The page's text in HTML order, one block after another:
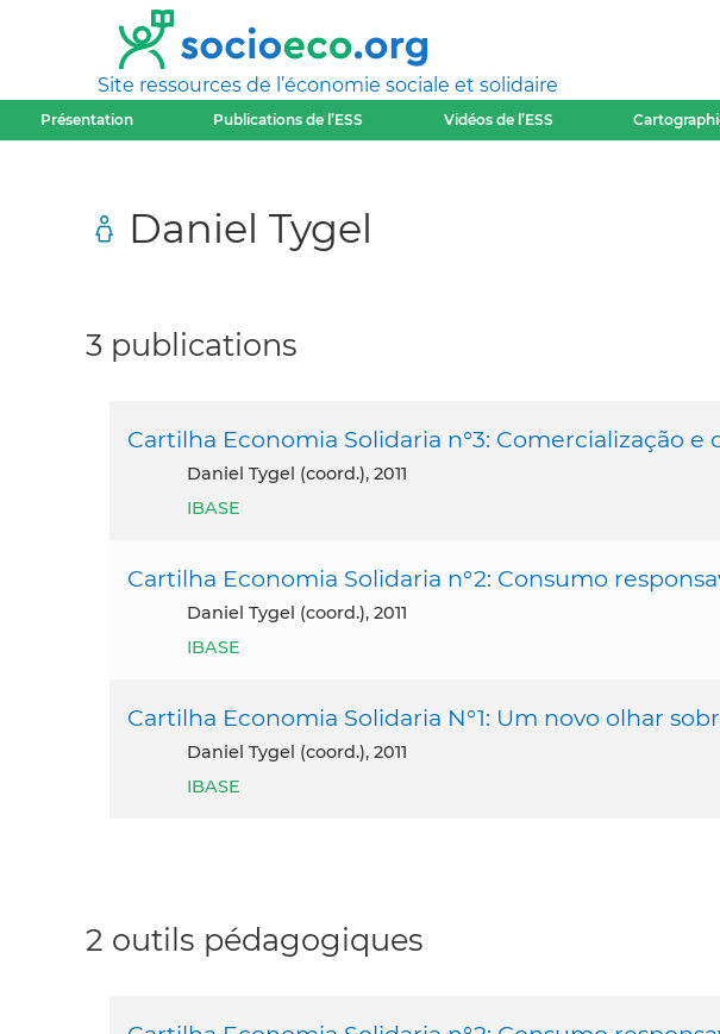
Site ressources de l’économie sociale et solidaire
Présentation Publications de l’ESS Vidéos de l’ESS
Daniel Tygel
3 publications
Cartilha Economia Solidaria n°3: Comercialização
Daniel Tygel (coord.), 2011
IBASE
Cartilha Economia Solidaria n°2: Consumo
Daniel Tygel (coord.), 2011
IBASE
Cartilha Economia Solidaria N°1: Um novo olhar
Daniel Tygel (coord.), 2011
IBASE
2 outils pédagogiques